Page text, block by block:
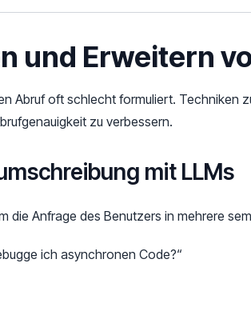
und Erweitern
Abruf oft schlecht formuliert. Techniken
zu verbessern.
mit LLMs
die Anfrage des Benutzers in mehrere
ich asynchronen Code?“